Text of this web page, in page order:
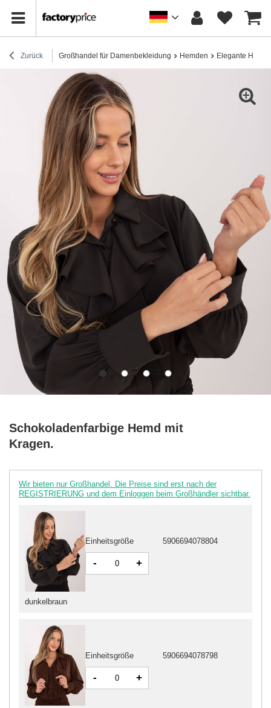
Zurück Großhandel für Damenbekleidung Hemden Elegante
Schokoladenfarbige Hemd mit
Kragen.
Wir bieten nur Großhandel. Die Preise sind erst nach der
REGISTRIERUNG und dem Einloggen beim Großhändler sichtbar.
Einheitsgröße 5906694078798
- +
dunkelbraun
Einheitsgröße 5906694078804
- +